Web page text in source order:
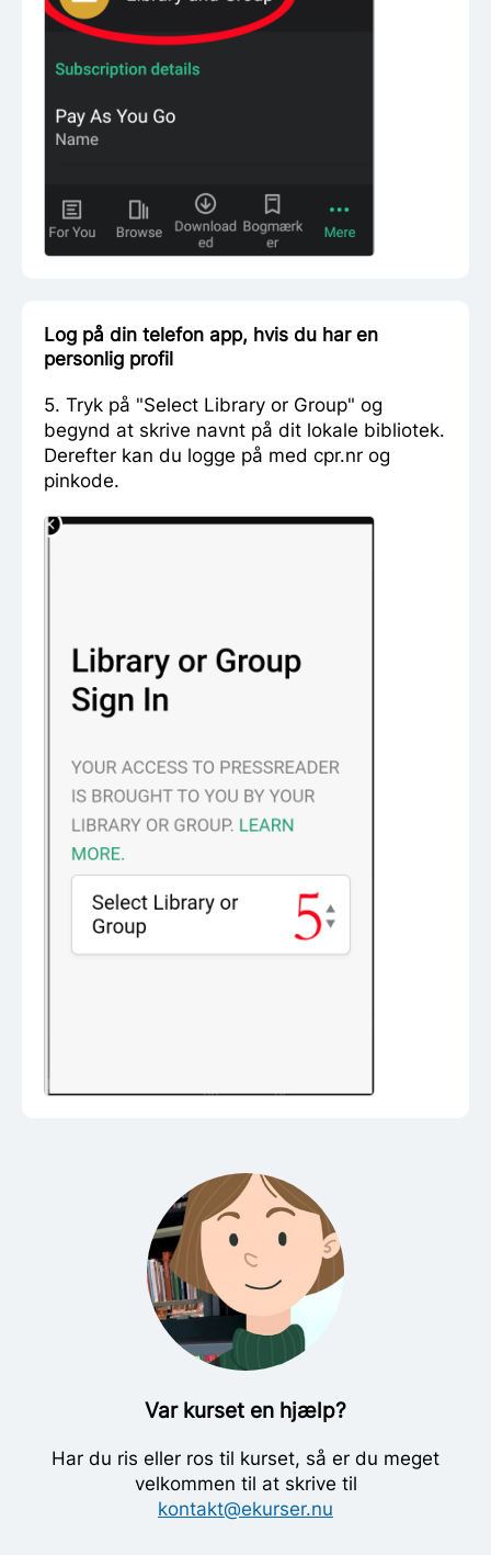
Log på din telefon app, hvis du har en
personlig profil
5. Tryk på "Select Library or Group" og
begynd at skrive navnt på dit lokale bibliotek.
Derefter kan du logge på med cpr.nr og
pinkode.
Var kurset en hjælp?
Har du ris eller ros til kurset, så er du meget
velkommen til at skrive til
kontakt@ekurser.nu